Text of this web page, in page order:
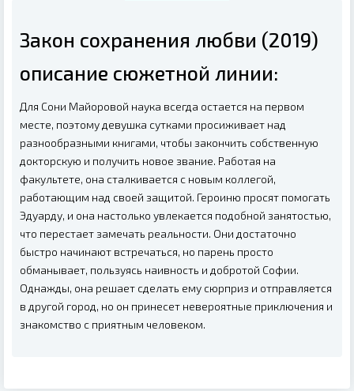
Закон сохранения любви (2019)
описание сюжетной линии:
Для Сони Майоровой наука всегда остается на первом
месте, поэтому девушка сутками просиживает над
разнообразными книгами, чтобы закончить собственную
докторскую и получить новое звание. Работая на
факультете, она сталкивается с новым коллегой,
работающим над своей защитой. Героиню просят помогать
Эдуарду, и она настолько увлекается подобной занятостью,
что перестает замечать реальности. Они достаточно
быстро начинают встречаться, но парень просто
обманывает, пользуясь наивность и добротой Софии.
Однажды, она решает сделать ему сюрприз и отправляется
в другой город, но он принесет невероятные приключения и
знакомство с приятным человеком.